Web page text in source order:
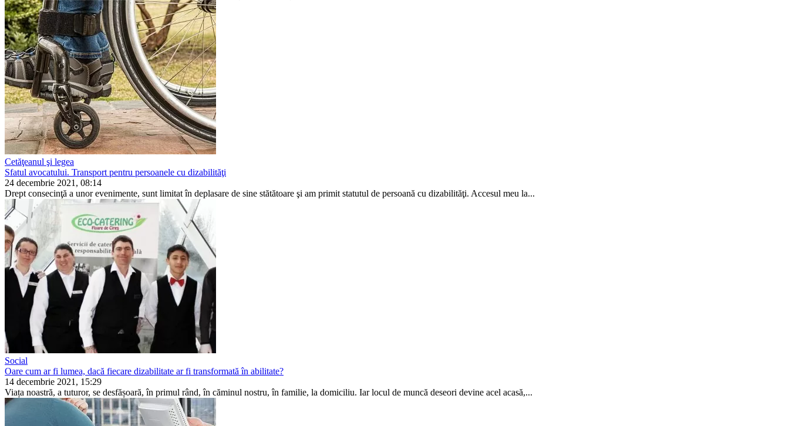
Cetăţeanul şi legea
Sfatul avocatului. Transport pentru persoanele cu dizabilităţi
24 decembrie 2021, 08:14
Drept consecinţă a unor evenimente, sunt limitat în de­plasare de sine stătătoare şi am primit statutul de persoană cu dizabilităţi. Accesul meu la...
Social
Oare cum ar fi lumea, dacă fiecare dizabilitate ar fi transformată în abilitate?
14 decembrie 2021, 15:29
Viața noastră, a tuturor, se desfășoară, în primul rând, în căminul nostru, în familie, la domiciliu. Iar locul de muncă deseori devine acel acasă,...